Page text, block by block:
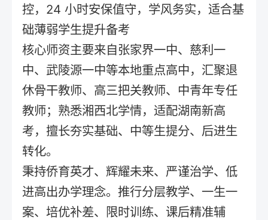
控，24 小时安保值守，学风务实，适合基
础薄弱学生提升备考
核心师资主要来自张家界一中、慈利一
中、武陵源一中等本地重点高中，汇聚退
休骨干教师、高三把关教师、中青年专任
教师；熟悉湘西北学情，适配湖南新高
考，擅长夯实基础、中等生提分、后进生
转化。
秉持侨育英才、辉耀未来、严谨治学、低
进高出办学理念。推行分层教学、一生一
案、培优补差、限时训练、课后精准辅